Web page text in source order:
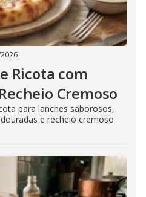
Ricota com
Cremoso
para lanches saborosos,
e recheio cremoso